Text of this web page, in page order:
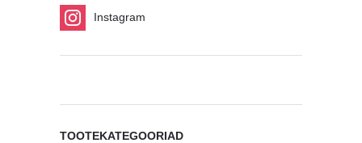
Instagram
TOOTEKATEGOORIAD